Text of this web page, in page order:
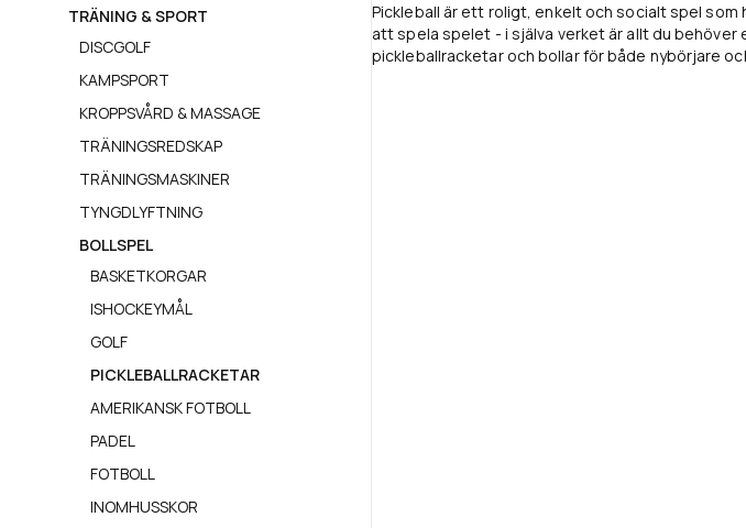
Pickleball är ett roligt, enkelt och socialt spel
att spela spelet - i själva verket är allt du behöver
pickleballracketar och bollar för både nybörjare
TRÄNING & SPORT
DISCGOLF
KAMPSPORT
KROPPSVÅRD & MASSAGE
TRÄNINGSREDSKAP
TRÄNINGSMASKINER
TYNGDLYFTNING
BOLLSPEL
BASKETKORGAR
ISHOCKEYMÅL
GOLF
PICKLEBALLRACKETAR
AMERIKANSK FOTBOLL
PADEL
FOTBOLL
INOMHUSSKOR